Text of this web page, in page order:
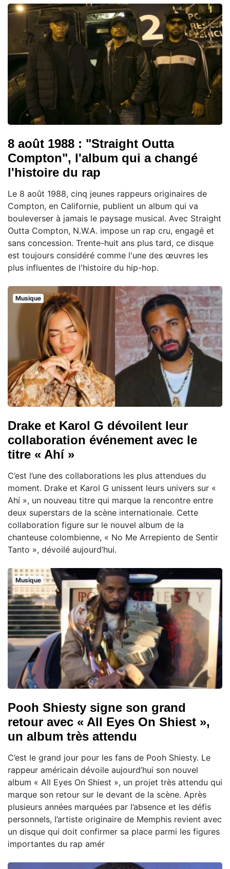
8 août 1988 : "Straight Outta
Compton", l'album qui a changé
l'histoire du rap
Le 8 août 1988, cinq jeunes rappeurs originaires de
Compton, en Californie, publient un album qui va
bouleverser à jamais le paysage musical. Avec Straight
Outta Compton, N.W.A. impose un rap cru, engagé et
sans concession. Trente-huit ans plus tard, ce disque
est toujours considéré comme l'une des œuvres les
plus influentes de l'histoire du hip-hop.
Musique
Drake et Karol G dévoilent leur
collaboration événement avec le
titre « Ahí »
C’est l’une des collaborations les plus attendues du
moment. Drake et Karol G unissent leurs univers sur «
Ahí », un nouveau titre qui marque la rencontre entre
deux superstars de la scène internationale. Cette
collaboration figure sur le nouvel album de la
chanteuse colombienne, « No Me Arrepiento de Sentir
Tanto », dévoilé aujourd’hui.
Musique
Pooh Shiesty signe son grand
retour avec « All Eyes On Shiest »,
un album très attendu
C’est le grand jour pour les fans de Pooh Shiesty. Le
rappeur américain dévoile aujourd’hui son nouvel
album « All Eyes On Shiest », un projet très attendu qui
marque son retour sur le devant de la scène. Après
plusieurs années marquées par l’absence et les défis
personnels, l’artiste originaire de Memphis revient avec
un disque qui doit confirmer sa place parmi les figures
importantes du rap amér